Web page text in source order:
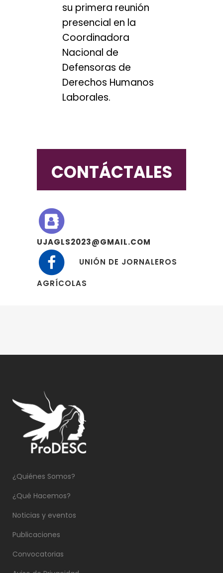
su primera reunión
presencial en la
Coordinadora
Nacional de
Defensoras de
Derechos Humanos
Laborales.
CONTÁCTALES
UJAGLS2023@GMAIL.COM
UNIÓN DE JORNALEROS
AGRÍCOLAS
¿Quiénes Somos?
¿Qué Hacemos?
Noticias y eventos
Publicaciones
Convocatorias